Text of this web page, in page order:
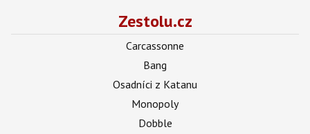
Zestolu.cz
Carcassonne
Bang
Osadníci z Katanu
Monopoly
Dobble